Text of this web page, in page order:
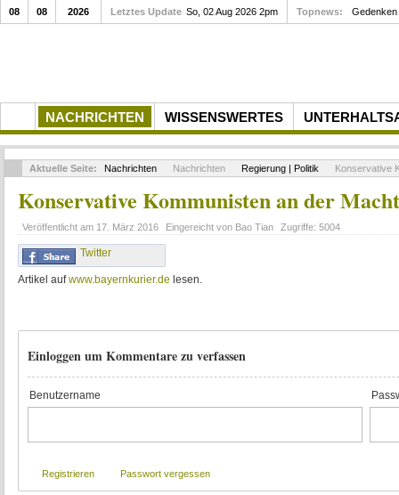
NACHRICHTEN WISSENSWERTES
08 08 2026 Letztes Update So, 02 Aug 2026 2pm Topnews: Gedenken
Aktuelle Seite: Nachrichten Nachrichten Regierung | Politik Konservative
Konservative Kommunisten an der Macht
Veröffentlicht am 17. März 2016 Eingereicht von Bao Tian Zugriffe: 5004
Twitter
Artikel aufwww.bayernkurier.de lesen.
Einloggen um Kommentare zu verfassen
Benutzername
Registrieren Passwort vergessen